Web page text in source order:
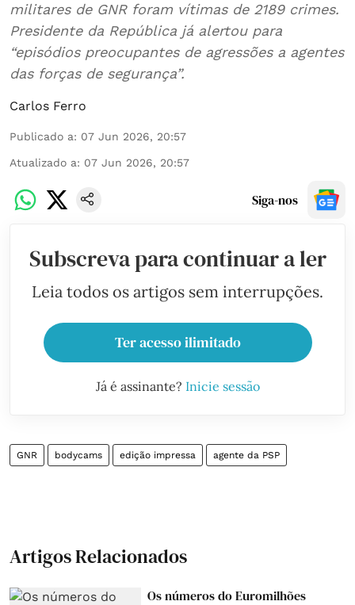
militares de GNR foram vítimas de 2189 crimes.
Presidente da República já alertou para
“episódios preocupantes de agressões a agentes
das forças de segurança”.
Carlos Ferro
Publicado a: 07 Jun 2026, 20:57
Atualizado a: 07 Jun 2026, 20:57
Siga-nos
Subscreva para continuar a ler
Leia todos os artigos sem interrupções.
Ter acesso ilimitado
Já é assinante? Inicie sessão
GNR bodycams edição impressa agente da PSP
Artigos Relacionados
Os números do Euromilhões